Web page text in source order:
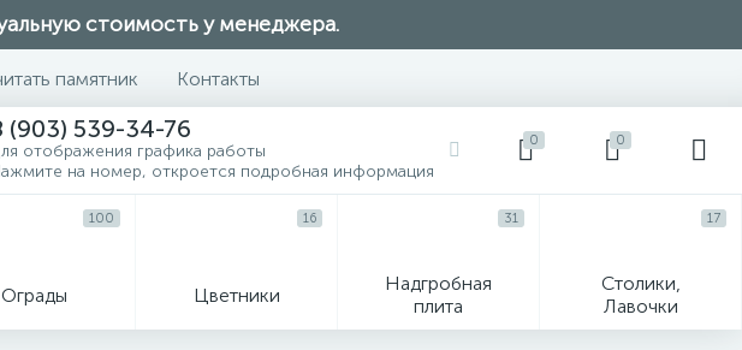
стоимость у менеджера.
памятник Контакты
(903) 539-34-76
отображения графика работы
на номер, откроется подробная информация
0 0
Ограды
100
Цветники
16
Надгробная
плита
31
Столики,
Лавочки
17